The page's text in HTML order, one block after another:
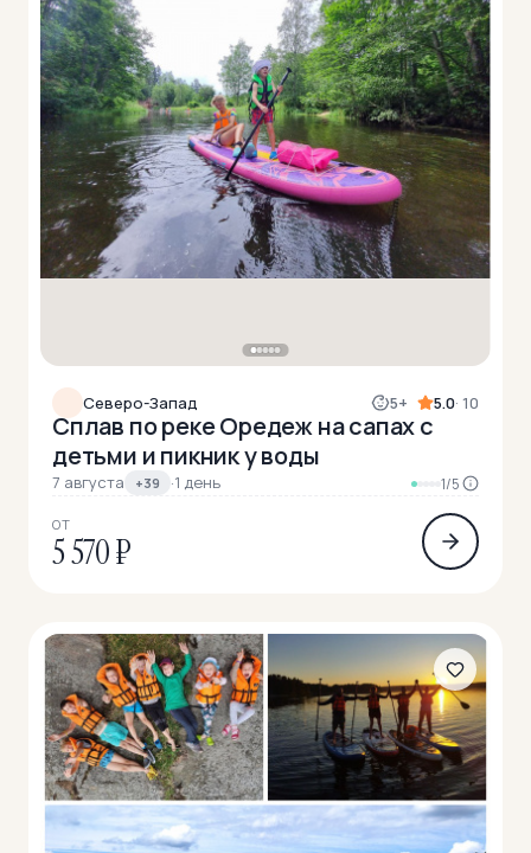
Северо-Запад 5+ 5.0· 10
Сплав по реке Оредеж на сапах с
детьми и пикник у воды
7 августа +39 ·1 день 1/5
ОТ
5 570 ₽